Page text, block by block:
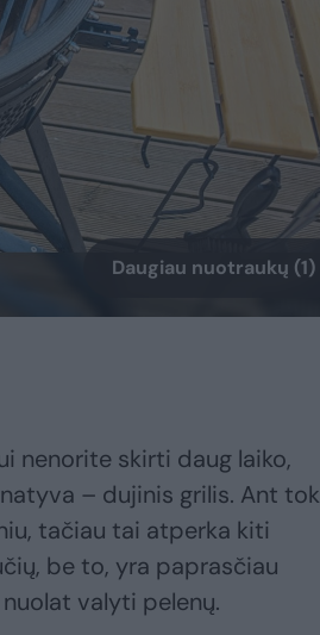
Daugiau nuotraukų (1)
nenorite skirti daug laiko,
– dujinis grilis. Ant
tačiau tai atperka kiti
be to, yra paprasčiau
valyti pelenų.